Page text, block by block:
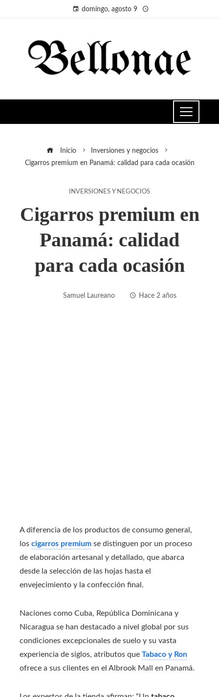
domingo, agosto 9
Inicio
Inversiones y negocios
Cigarros premium en Panamá: calidad para cada ocasión
INVERSIONES Y NEGOCIOS
Cigarros premium en
Panamá: calidad
para cada ocasión
Samuel Laureano Hace 2 años
A diferencia de los productos de consumo general,
los cigarros premium se distinguen por un proceso
de elaboración artesanal y detallado, que abarca
desde la selección de las hojas hasta el
envejecimiento y la confección final.
Naciones como Cuba, República Dominicana y
Nicaragua se han destacado a nivel global por sus
condiciones excepcionales de suelo y su vasta
experiencia de siglos, atributos que Tabaco y Ron
ofrece a sus clientes en el Albrook Mall en Panamá.